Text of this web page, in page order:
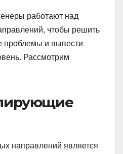
работают над
чтобы решить
проблемы и вывести
Рассмотрим
направлений является